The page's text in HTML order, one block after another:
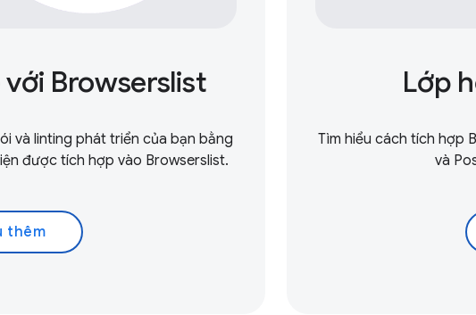
với Browserslist
và linting phát triển của bạn bằng
được tích hợp vào Browserslist.
thêm
Lớp
Tìm hiểu cách tích hợp
và